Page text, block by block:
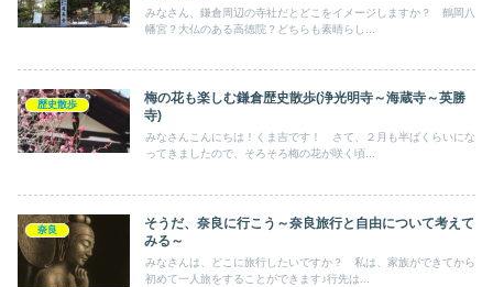
みなさん、鎌倉周辺の寺社だとどこをイメージしますか？ 鶴岡八
幡宮？大仏のある高徳院？どちらも素晴らし...
歴史散歩
梅の花も楽しむ鎌倉歴史散歩(浄光明寺～海蔵寺～英勝
寺)
みなさんこんにちは！くま吉です！ さて、２月も半ばくらいにな
ってきましたので、そろそろ梅の花が咲く頃...
奈良
そうだ、奈良に行こう～奈良旅行と自由について考えて
みる～
みなさんは、どこに旅行したいですか？ 私は、家族ができてから
初めて一人旅をすることができます♪行先は...